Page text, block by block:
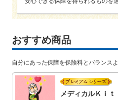
おすすめ商品
自分にあった保障を保険料とバランス
メディカルＫｉｔ